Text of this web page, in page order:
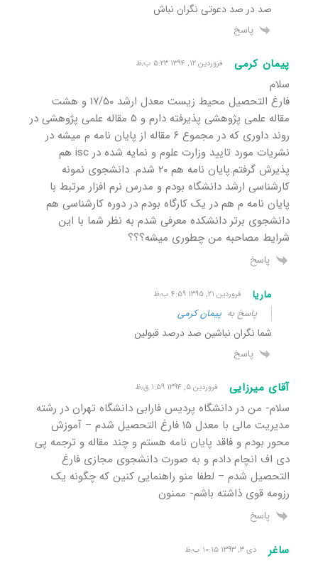
صد در صد دعوتی نگران نباش
پاسخ
پیمان کرمی فروردین ۱۲, ۱۳۹۴ ۵:۲۳ ب٫ظ
سلام
فارغ التحصیل محیط زیست معدل ارشد ۱۷/۵۰ و هشت
مقاله علمی پژوهشی پذیرفته دارم و ۵ مقاله علمی پژوهشی در
روند داوری که در مجموع ۶ مقاله از پایان نامه م میشه در
نشریات مورد تایید وزارت علوم و نمایه شده در isc هم
پذیرش گرفتم.پایان نامه هم ۲۰ شدم. دانشجوی نمونه
کارشناسی ارشد دانشگاه بودم و مدرس نرم افزار مرتبط با
پایان نامه م هم در یک کارگاه بودم در دوره کارشناسی هم
دانشجوی برتر دانشکده معرفی شدم به نظر شما با این
شرایط مصاحبه من چطوری میشه؟؟؟
پاسخ
ماریا فروردین ۲۱, ۱۳۹۵ ۴:۵۹ ب٫ظ
پاسخ به پیمان کرمی
شما نگران نباشین صد درصد قبولین
پاسخ
آقای میرزایی فروردین ۵, ۱۳۹۴ ۱:۵۹ ق٫ظ
سلام- من در دانشگاه پردیس فارابی دانشگاه تهران در رشته
مدیریت مالی با معدل ۱۵ فارغ التحصیل شدم – آموزش
محور بودم و فاقد پایان نامه هستم و چند مقاله و ترجمه پی
دی اف انچام دادم و به صورت دانشجوی مجازی فارغ
التحصیل شدم – لطفا منو راهنمایی کنین که چگونه یک
رزومه قوی ذاشته باشم- ممنون
پاسخ
ساغر دی ۳, ۱۳۹۳ ۱۰:۱۵ ب٫ظ